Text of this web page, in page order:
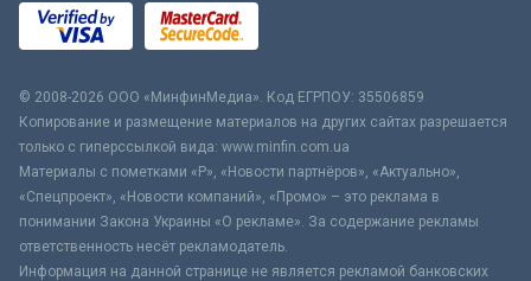
© 2008-2026 ООО «МинфинМедиа». Код ЕГРПОУ: 35506859
Копирование и размещение материалов на других сайтах разрешается
только с гиперссылкой вида: www.minfin.com.ua
Материалы с пометками «Р», «Новости партнёров», «Актуально»,
«Спецпроект», «Новости компаний», «Промо» – это реклама в
понимании Закона Украины «О рекламе». За содержание рекламы
ответственность несёт рекламодатель.
Информация на данной странице не является рекламой банковских